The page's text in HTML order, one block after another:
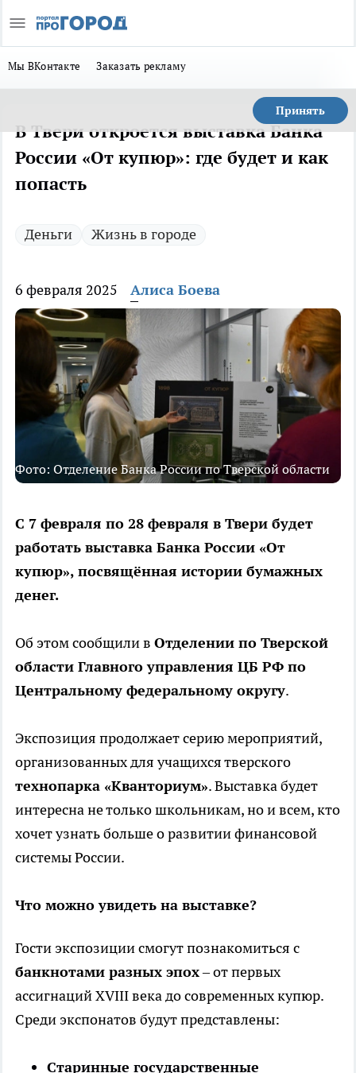
Мы ВКонтакте Заказать рекламу
Принять
В Твери откроется выставка Банка
России «От купюр»: где будет и как
попасть
Деньги Жизнь в городе
6 февраля 2025 Алиса Боева
Фото: Отделение Банка России по Тверской области
С 7 февраля по 28 февраля в Твери будет
работать выставка Банка России «От
купюр», посвящённая истории бумажных
денег.
Об этом сообщили в Отделении по Тверской
области Главного управления ЦБ РФ по
Центральному федеральному округу.
Экспозиция продолжает серию мероприятий,
организованных для учащихся тверского
технопарка «Кванториум». Выставка будет
интересна не только школьникам, но и всем, кто
хочет узнать больше о развитии финансовой
системы России.
Что можно увидеть на выставке?
Гости экспозиции смогут познакомиться с
банкнотами разных эпох– от первых
ассигнаций XVIII века до современных купюр.
Среди экспонатов будут представлены:
Старинные государственные